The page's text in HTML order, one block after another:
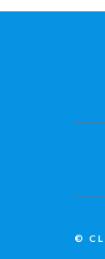
©